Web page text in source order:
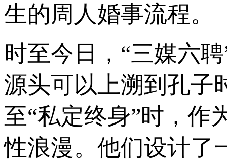
生的周人婚事流程。
时至今日，“三媒六
源头可以上溯到孔子
至“私定终身”时，作
性浪漫。他们设计了